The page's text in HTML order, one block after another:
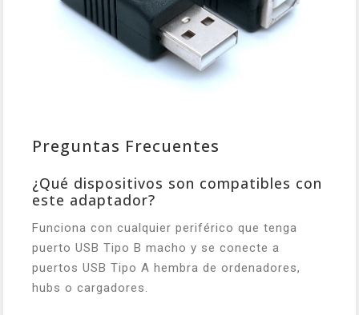
Preguntas Frecuentes
¿Qué dispositivos son compatibles con
este adaptador?
Funciona con cualquier periférico que tenga
puerto USB Tipo B macho y se conecte a
puertos USB Tipo A hembra de ordenadores,
hubs o cargadores.